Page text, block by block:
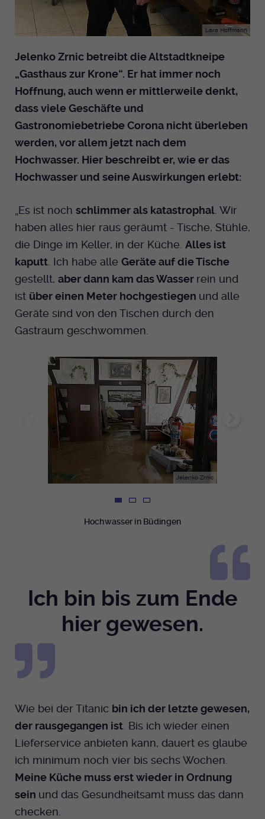
Lara Hoffmann
Jelenko Zrnic betreibt die Altstadtkneipe
„Gasthaus zur Krone“. Er hat immer noch
Hoffnung, auch wenn er mittlerweile denkt,
dass viele Geschäfte und
Gastronomiebetriebe Corona nicht überleben
werden, vor allem jetzt nach dem
Hochwasser. Hier beschreibt er, wie er das
Hochwasser und seine Auswirkungen erlebt:
„Es ist noch schlimmer als katastrophal. Wir
haben alles hier raus geräumt - Tische, Stühle,
die Dinge im Keller, in der Küche. Alles ist
kaputt. Ich habe alle Geräte auf die Tische
gestellt, aber dann kam das Wasser rein und
ist über einen Meter hochgestiegen und alle
Geräte sind von den Tischen durch den
Gastraum geschwommen.
Jelenko Zrnic
Hochwasser in Büdingen
Ich bin bis zum Ende
hier gewesen.
Wie bei der Titanic bin ich der letzte gewesen,
der rausgegangen ist. Bis ich wieder einen
Lieferservice anbieten kann, dauert es glaube
ich minimum noch vier bis sechs Wochen.
Meine Küche muss erst wieder in Ordnung
sein und das Gesundheitsamt muss das dann
checken.